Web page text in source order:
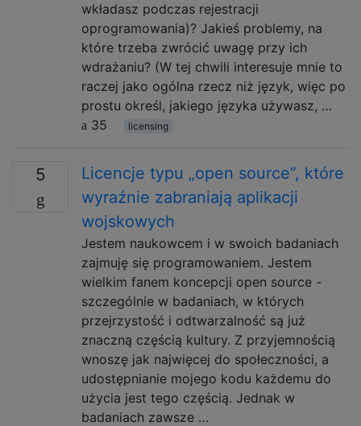
wkładasz podczas rejestracji
oprogramowania)? Jakieś problemy, na
które trzeba zwrócić uwagę przy ich
wdrażaniu? (W tej chwili interesuje mnie to
raczej jako ogólna rzecz niż język, więc po
prostu określ, jakiego języka używasz, …
35
licensing
5
Licencje typu „open source”, które
wyraźnie zabraniają aplikacji
wojskowych
Jestem naukowcem i w swoich badaniach
zajmuję się programowaniem. Jestem
wielkim fanem koncepcji open source -
szczególnie w badaniach, w których
przejrzystość i odtwarzalność są już
znaczną częścią kultury. Z przyjemnością
wnoszę jak najwięcej do społeczności, a
udostępnianie mojego kodu każdemu do
użycia jest tego częścią. Jednak w
badaniach zawsze …